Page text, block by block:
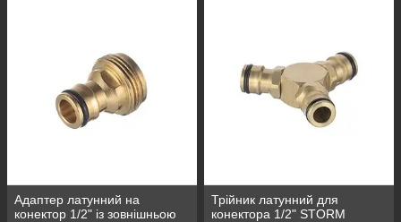
Адаптер латунний на
конектор 1/2" із зовнішньою
Трійник латунний для
конектора 1/2" STORM